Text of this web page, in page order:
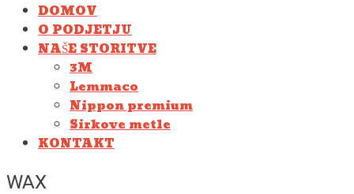
DOMOV
O PODJETJU
NAŠE STORITVE
3M
Lemmaco
Nippon premium
Sirkove metle
KONTAKT
WAX